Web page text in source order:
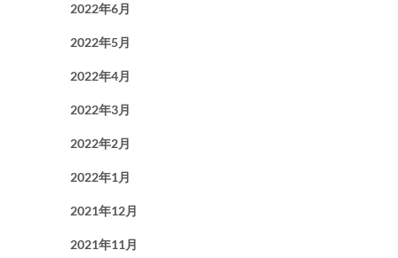
2022年6月
2022年5月
2022年4月
2022年3月
2022年2月
2022年1月
2021年12月
2021年11月